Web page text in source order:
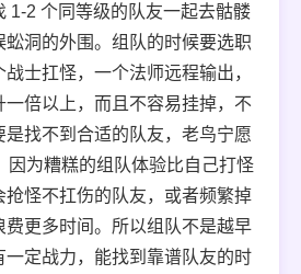
1-2 个同等级的队友一起去骷髅
洞的外围。组队的时候要选职
士扛怪，一个法师远程输出，
倍以上，而且不容易挂掉，不
是找不到合适的队友，老鸟宁愿
因为糟糕的组队体验比自己打怪
抢怪不扛伤的队友，或者频繁掉
费更多时间。所以组队不是越早
一定战力，能找到靠谱队友的时